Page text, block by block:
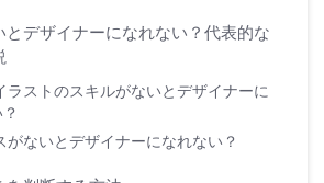
とデザイナーになれない？代表的な
ラストのスキルがないとデザイナーに
がないとデザイナーになれない？